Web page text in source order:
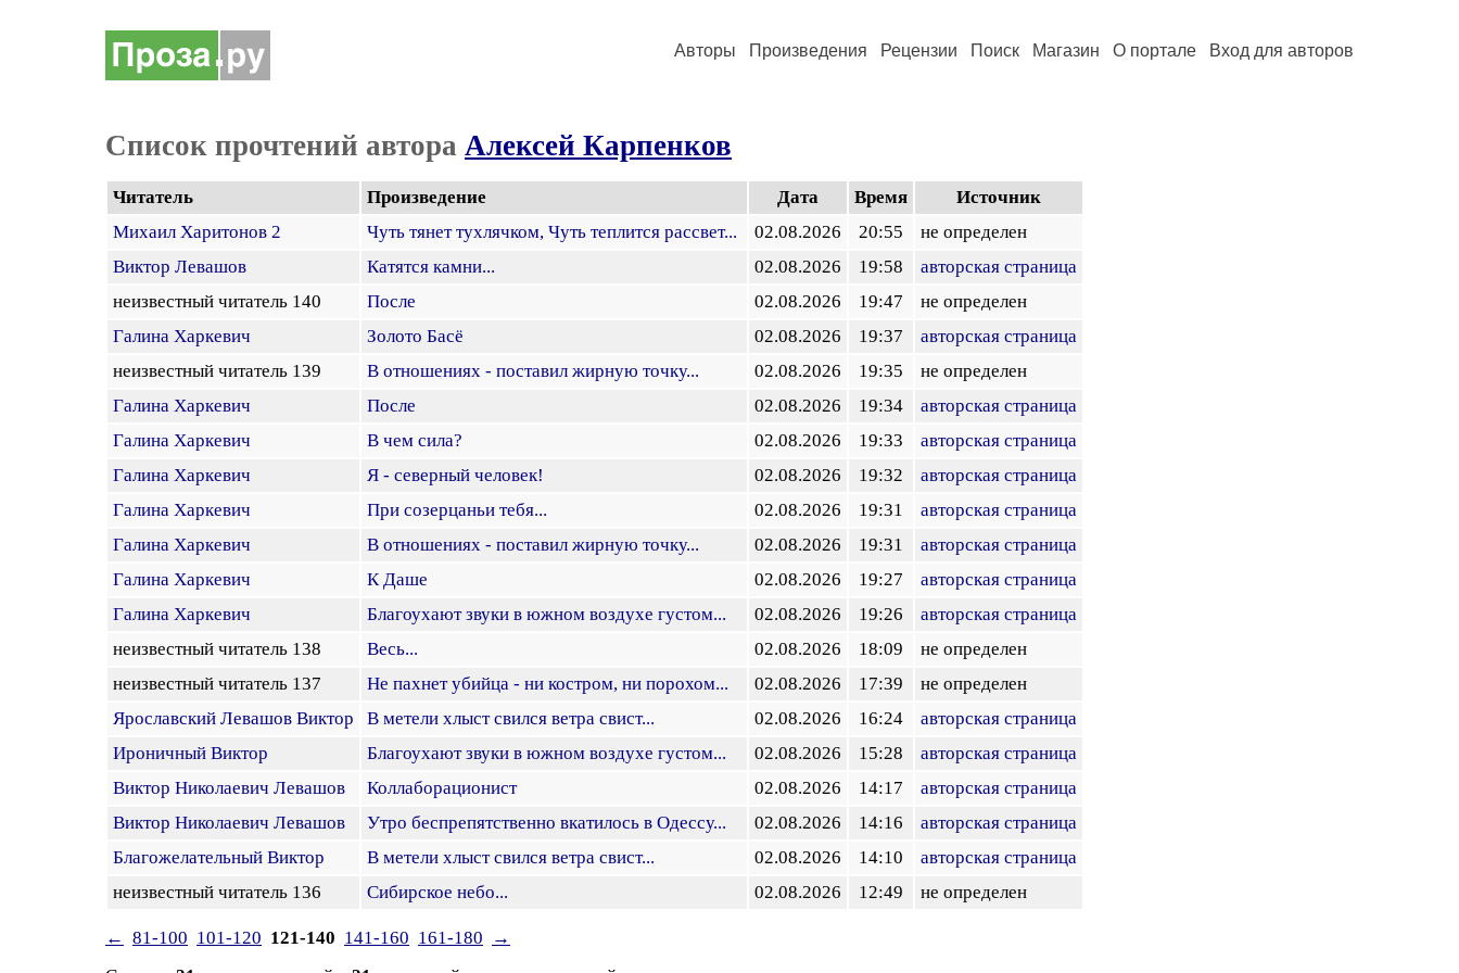
Авторы Произведения Рецензии Поиск Магазин О портале Вход для авторов
Список прочтений автора Алексей Карпенков
Читатель Произведение Дата Время
Источник
Михаил Харитонов 2
Чуть тянет тухлячком, Чуть теплится рассвет... 02.08.2026 20:55
не определен
Виктор Левашов
Катятся камни... 02.08.2026 19:58
авторская страница
неизвестный читатель 140
После 02.08.2026 19:47
не определен
Галина Харкевич
Золото Басё 02.08.2026 19:37
авторская страница
неизвестный читатель 139
В отношениях - поставил жирную точку... 02.08.2026 19:35
не определен
Галина Харкевич
После 02.08.2026 19:34
авторская страница
Галина Харкевич
В чем сила? 02.08.2026 19:33
авторская страница
Галина Харкевич
Я - северный человек! 02.08.2026 19:32
авторская страница
Галина Харкевич
При созерцаньи тебя... 02.08.2026 19:31
авторская страница
Галина Харкевич
В отношениях - поставил жирную точку... 02.08.2026 19:31
авторская страница
Галина Харкевич
К Даше 02.08.2026 19:27
авторская страница
Галина Харкевич
Благоухают звуки в южном воздухе густом... 02.08.2026 19:26
авторская страница
неизвестный читатель 138
Весь... 02.08.2026 18:09
не определен
неизвестный читатель 137
Не пахнет убийца - ни костром, ни порохом... 02.08.2026 17:39
не определен
Ярославский Левашов Виктор
В метели хлыст свился ветра свист... 02.08.2026 16:24
авторская страница
Ироничный Виктор
Благоухают звуки в южном воздухе густом... 02.08.2026 15:28
авторская страница
Виктор Николаевич Левашов
Коллаборационист 02.08.2026 14:17
авторская страница
Виктор Николаевич Левашов
Утро беспрепятственно вкатилось в Одессу... 02.08.2026 14:16
авторская страница
Благожелательный Виктор
В метели хлыст свился ветра свист... 02.08.2026 14:10
авторская страница
неизвестный читатель 136
Сибирское небо... 02.08.2026 12:49 не определен
← 81-100 101-120 121-140 141-160 161-180
→